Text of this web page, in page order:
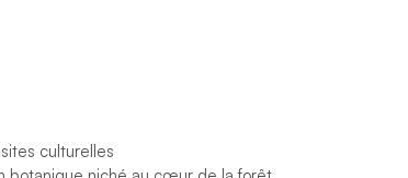
culturelles